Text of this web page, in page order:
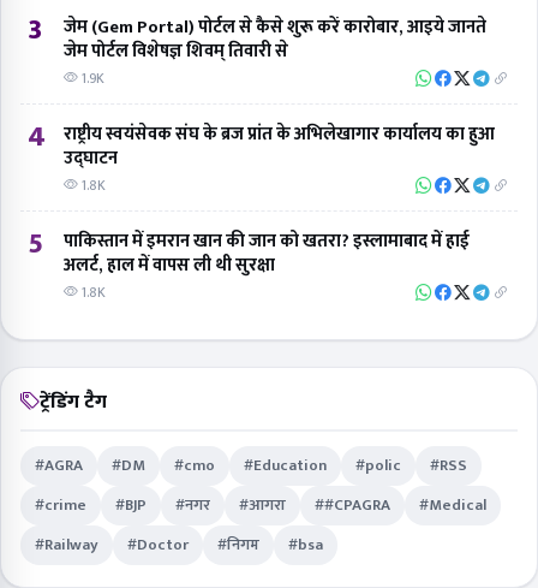
3
जेम (Gem Portal) पोर्टल से कैसे शुरू करें कारोबार, आइये जानते
जेम पोर्टल विशेषज्ञ शिवम् तिवारी से
1.9K
4
राष्ट्रीय स्वयंसेवक संघ के ब्रज प्रांत के अभिलेखागार कार्यालय का हुआ
उद्घाटन
1.8K
5
पाकिस्तान में इमरान खान की जान को खतरा? इस्लामाबाद में हाई
अलर्ट, हाल में वापस ली थी सुरक्षा
1.8K
ट्रेंडिंग टैग
#AGRA #DM #cmo #Education #polic
#RSS
#crime
#BJP #नगर #आगरा ##CPAGRA
#Medical
#Railway
#Doctor #निगम #bsa